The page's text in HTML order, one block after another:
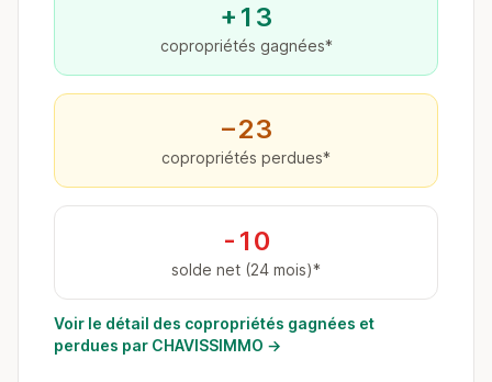
+13
copropriétés gagnées*
−23
copropriétés perdues*
-10
solde net (24 mois)*
Voir le détail des copropriétés gagnées et
perdues par CHAVISSIMMO →